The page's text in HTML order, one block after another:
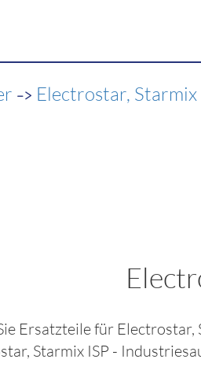
-> Electrostar, Starmix
Ersatzteile für Electrostar,
Starmix ISP -